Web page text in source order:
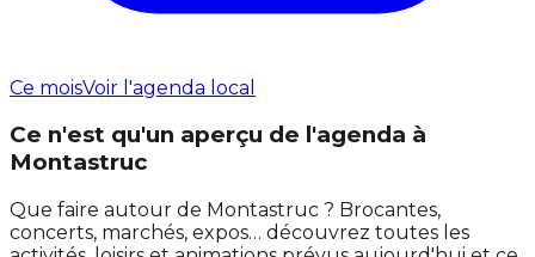
Ce moisVoir l'agenda local
Ce n'est qu'un aperçu de l'agenda à
Montastruc
Que faire autour de Montastruc ? Brocantes,
concerts, marchés, expos… découvrez toutes les